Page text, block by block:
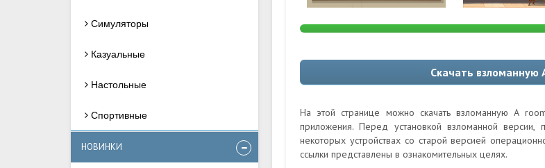
Симуляторы
Казуальные
Настольные
Спортивные
НОВИНКИ
Скачать
На этой странице можно скачать взломанную A
приложения. Перед установкой взломанной
некоторых устройствах со старой версией
ссылки представлены в ознакомительных целях.